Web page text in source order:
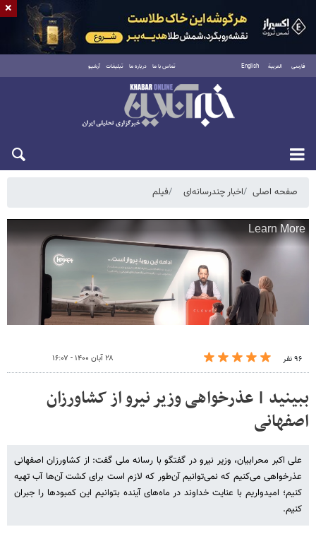
فارسی العربية English تماس با ما درباره ما تبلیغات آرشیو
جمعه ۱۶ مرداد ۱۴۰۵
صفحه اصلی اخبار چندرسانه‌ای فیلم
۹۶ نفر ۲۸ آبان ۱۴۰۰ - ۱۶:۰۷
ببینید | عذرخواهی وزیر نیرو از کشاورزان
اصفهانی
علی اکبر محرابیان، وزیر نیرو در گفتگو با رسانه ملی گفت: از کشاورزان اصفهانی
عذرخواهی می‌کنیم که نمی‌توانیم آن‌طور که لازم است برای کشت آن‌ها آب تهیه
کنیم؛ امیدواریم با عنایت خداوند در ماه‌های آینده بتوانیم این کمبودها را جبران
کنیم.
×